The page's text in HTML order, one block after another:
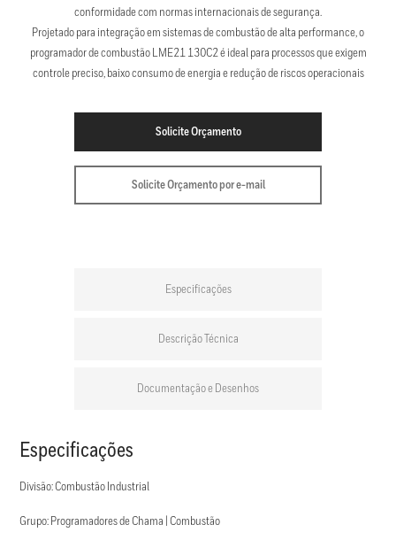
conformidade com normas internacionais de segurança.
Projetado para integração em sistemas de combustão de alta performance, o
programador de combustão LME21 130C2 é ideal para processos que exigem
controle preciso, baixo consumo de energia e redução de riscos operacionais
Solicite Orçamento
Solicite Orçamento por e-mail
Especificações
Descrição Técnica
Documentação e Desenhos
Especificações
Divisão: Combustão Industrial
Grupo: Programadores de Chama | Combustão